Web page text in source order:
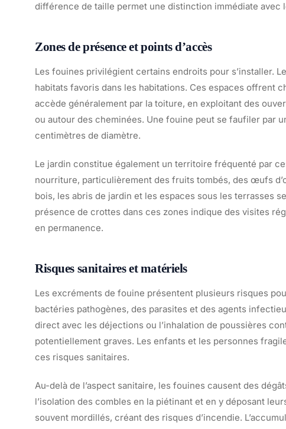
différence de taille permet une distinction immédiate avec
Zones de présence et points d’accès
Les fouines privilégient certains endroits pour s’installer.
habitats favoris dans les habitations. Ces espaces offrent
accède généralement par la toiture, en exploitant des
ou autour des cheminées. Une fouine peut se faufiler par
centimètres de diamètre.
Le jardin constitue également un territoire fréquenté par
nourriture, particulièrement des fruits tombés, des œufs
bois, les abris de jardin et les espaces sous les terrasses
présence de crottes dans ces zones indique des visites
en permanence.
Risques sanitaires et matériels
Les excréments de fouine présentent plusieurs risques
bactéries pathogènes, des parasites et des agents
direct avec les déjections ou l’inhalation de poussières
potentiellement graves. Les enfants et les personnes
ces risques sanitaires.
Au-delà de l’aspect sanitaire, les fouines causent des
l’isolation des combles en la piétinant et en y déposant
souvent mordillés, créant des risques d’incendie.